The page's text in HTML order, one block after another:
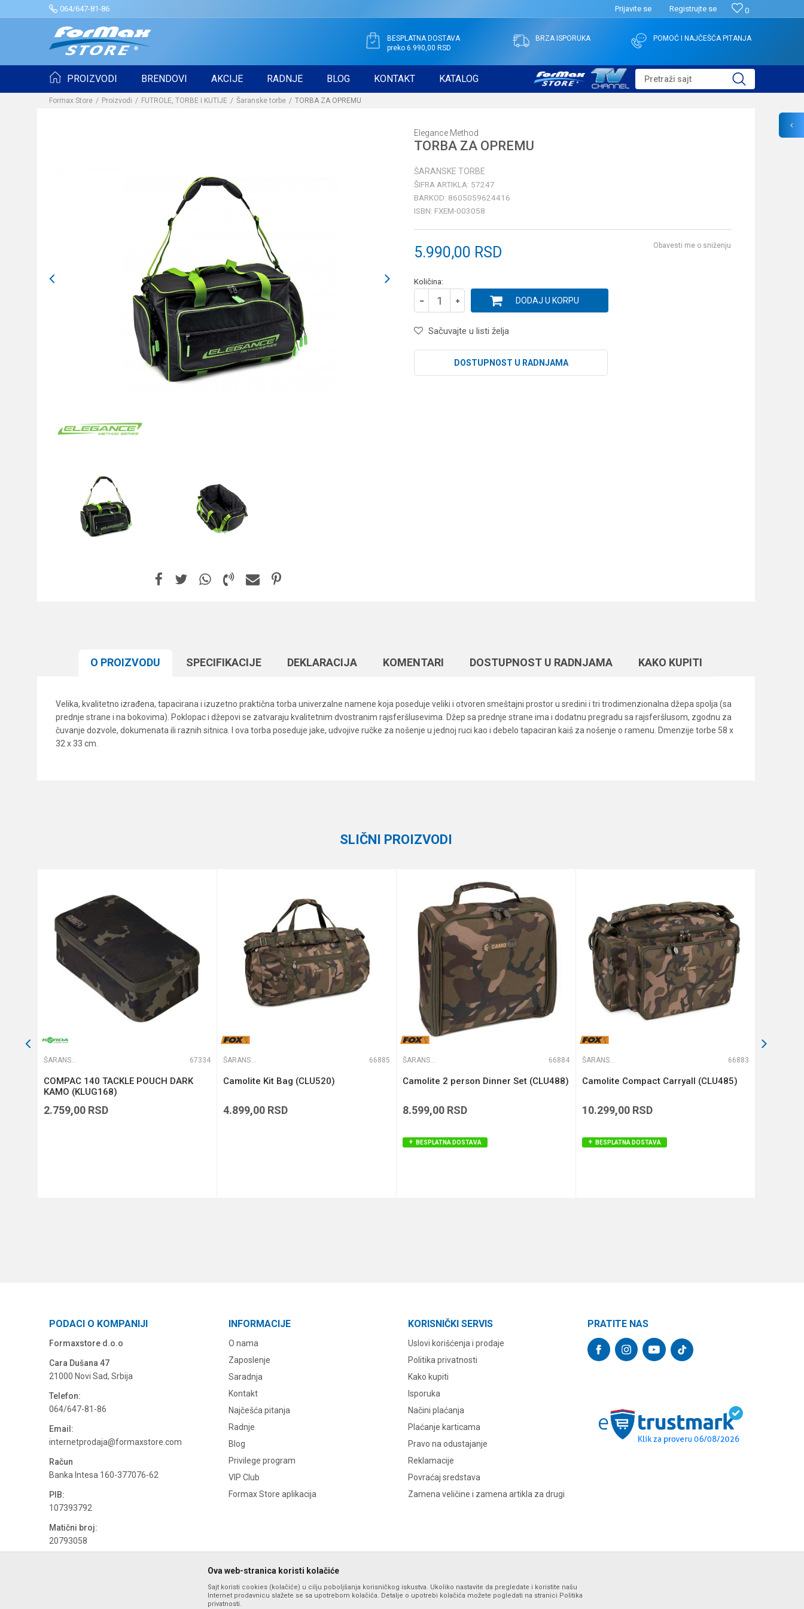
064/647-81-86 0
Prijavite se Registrujte se
BESPLATNA DOSTAVA
preko 6.990,00 RSD
BRZA ISPORUKA POMOĆ I NAJČEŠĆA PITANJA
PROIZVODI BRENDOVI AKCIJE RADNJE BLOG KONTAKT KATALOG Pretraži sajt
Formax Store Proizvodi FUTROLE, TORBE I KUTIJE Šaranske torbe TORBA ZA OPREMU
Elegance Method
TORBA ZA OPREMU
ŠARANSKE TORBE
ŠIFRA ARTIKLA: 57247
BARKOD: 8605059624416
ISBN: FXEM-003058
5.990,00 RSD Obavesti me o sniženju
Količina:
DODAJ U KORPU
Sačuvajte u listi želja
DOSTUPNOST U RADNJAMA
O PROIZVODU SPECIFIKACIJЕ DEKLARACIJA KOMENTARI DOSTUPNOST U RADNJAMA KAKO KUPITI
Velika, kvalitetno izrađena, tapacirana i izuzetno praktična torba univerzalne namene koja poseduje veliki i otvoren smeštajni prostor u sredini i tri trodimenzionalna džepa spolja (sa
prednje strane i na bokovima). Poklopac i džepovi se zatvaraju kvalitetnim dvostranim rajsferšlusevima. Džep sa prednje strane ima i dodatnu pregradu sa rajsferšlusom, zgodnu za
čuvanje dozvole, dokumenata ili raznih sitnica. I ova torba poseduje jake, udvojive ručke za nošenje u jednoj ruci kao i debelo tapaciran kaiš za nošenje o ramenu. Dmenzije torbe 58 x
32 x 33 cm.
Anti-spam zaštita - izračunajte koliko je 9 - 4 :
POŠALJI
SLIČNI PROIZVODI
ŠARANSKE TORBE 67334
COMPAC 140 TACKLE POUCH DARK
KAMO (KLUG168)
2.759,00 RSD
ŠARANSKE TORBE 66885
Camolite Kit Bag (CLU520)
4.899,00 RSD
ŠARANSKE TORBE 66884
Camolite 2 person Dinner Set (CLU488)
8.599,00 RSD
BESPLATNA DOSTAVA
ŠARANSKE TORBE 66883
Camolite Compact Carryall (CLU485)
10.299,00 RSD
BESPLATNA DOSTAVA
PODACI O KOMPANIJI
Formaxstore d.o.o
Cara Dušana 47
21000 Novi Sad, Srbija
Telefon:
064/647-81-86
Email:
internetprodaja@formaxstore.com
Račun
Banka Intesa 160-377076-62
PIB:
107393792
Matični broj:
20793058
INFORMACIJE
O nama
Zaposlenje
Saradnja
Kontakt
Najčešća pitanja
Radnje
Blog
Privilege program
VIP Club
Formax Store aplikacija
KORISNIČKI SERVIS
Uslovi korišćenja i prodaje
Politika privatnosti
Kako kupiti
Isporuka
Načini plaćanja
Plaćanje karticama
Pravo na odustajanje
Reklamacije
Povraćaj sredstava
Zamena veličine i zamena artikla za drugi
PRATITE NAS
Ova web-stranica koristi kolačiće
Sajt koristi cookies (kolačiće) u cilju poboljšanja korisničkog iskustva. Ukoliko nastavite da pregledate i koristite našu
Internet prodavnicu slažete se sa upotrebom kolačića. Detalje o upotrebi kolačića možete pogledati na stranici Politika
privatnosti.